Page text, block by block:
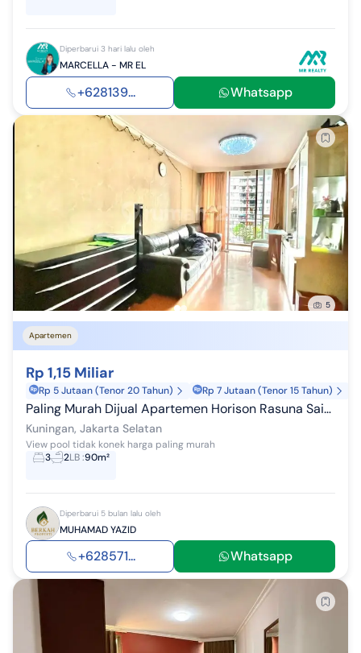
Diperbarui 3 hari lalu oleh
MARCELLA - MR EL
+628139... Whatsapp
5
Apartemen
Rp 1,15 Miliar
Rp 5 Jutaan (Tenor 20 Tahun) Rp 7 Jutaan (Tenor 15 Tahun)
Paling Murah Dijual Apartemen Horison Rasuna Said 3Br View Matahari Pagi
Kuningan, Jakarta Selatan
View pool tidak konek harga paling murah
3
2LB:90m²
Diperbarui 5 bulan lalu oleh
MUHAMAD YAZID
+628571... Whatsapp